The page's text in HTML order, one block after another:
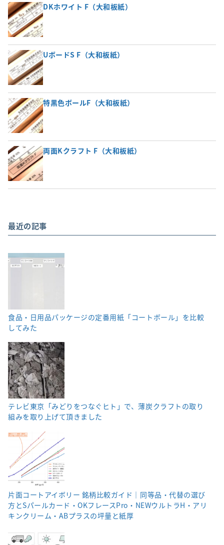
DKホワイト F（大和板紙）
UボードS F（大和板紙）
特黒色ボールF（大和板紙）
両面Kクラフト F（大和板紙）
最近の記事
食品・日用品パッケージの定番用紙「コートボール」を比較
してみた
テレビ東京「みどりをつなぐヒト」で、薄炭クラフトの取り
組みを取り上げて頂きました
片面コートアイボリー 銘柄比較ガイド｜同等品・代替の選び
方とSパールカード・OKフレースPro・NEWウルトラH・アリ
キンクリーム・ABプラスの坪量と紙厚